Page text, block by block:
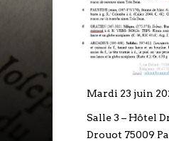
Mardi 23 juin
Salle 3 – Hôtel
Drouot 75009